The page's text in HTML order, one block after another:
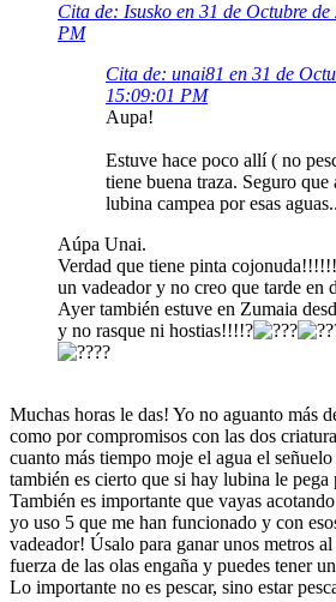
Cita de: Isusko en 31 de Octubre
PM
Cita de: unai81 en 31 de
15:09:01 PM
Aupa!
Estuve hace poco allí ( no
tiene buena traza. Seguro que
lubina campea por esas
Aúpa Unai.
Verdad que tiene pinta
un vadeador y no creo que tarde en
Ayer también estuve en Zumaia
y no rasque ni hostias!!!!?
?
Muchas horas le das! Yo no aguanto más
como por compromisos con las dos
cuanto más tiempo moje el agua el
también es cierto que si hay lubina le pega
También es importante que vayas
yo uso 5 que me han funcionado y con
vadeador! Úsalo para ganar unos metros
fuerza de las olas engaña y puedes tener
Lo importante no es pescar, sino estar